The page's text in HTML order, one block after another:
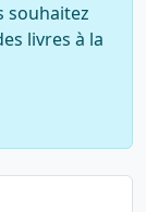
souhaitez
livres à la